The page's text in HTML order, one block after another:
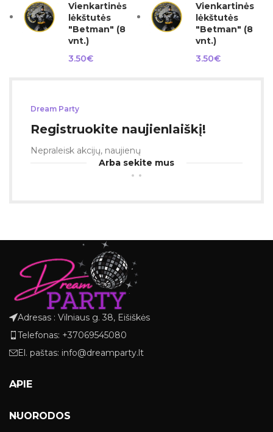
Vienkartinės
lėkštutės
"Betman" (8
vnt.)
3.50€
Vienkartinės
lėkštutės
"Betman" (8
vnt.)
3.50€
Dream Party
Registruokite naujienlaiškį!
Nepraleisk akcijų, naujienų
Arba sekite mus
Adresas : Vilniaus g. 38, Eišiškės
Telefonas: +37069545080
El. paštas: info@dreamparty.lt
APIE
NUORODOS